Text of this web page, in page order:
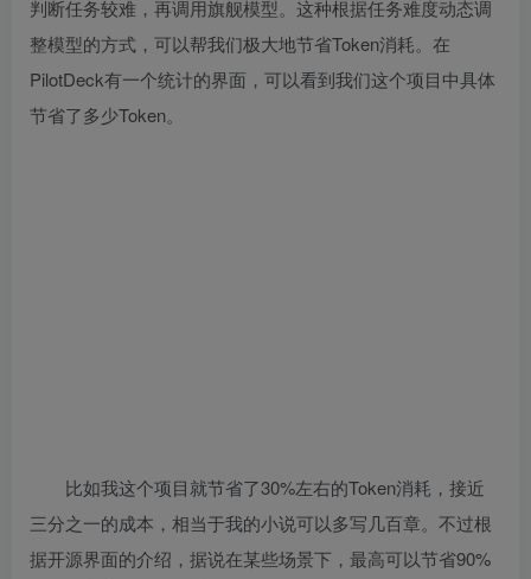
判断任务较难，再调用旗舰模型。这种根据任务难度动态调
整模型的方式，可以帮我们极大地节省Token消耗。在
PilotDeck有一个统计的界面，可以看到我们这个项目中具体
节省了多少Token。
比如我这个项目就节省了30%左右的Token消耗，接近
三分之一的成本，相当于我的小说可以多写几百章。不过根
据开源界面的介绍，据说在某些场景下，最高可以节省90%